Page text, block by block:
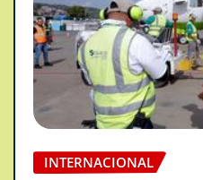
INTERNACIONAL